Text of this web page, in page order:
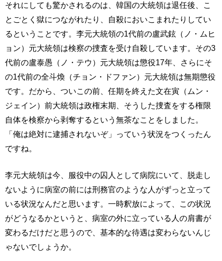
それにしても驚かされるのは、韓国の大統領は退任後、こ
とごとく獄につながれたり、自殺においこまれたりしてい
るということです。李元大統領の1代前の盧武鉉（ノ・ムヒ
ョン）元大統領は検察の捜査を受け自殺しています。その3
代前の盧泰愚（ノ・テウ）元大統領は懲役17年、さらにそ
の1代前の全斗煥（チョン・ドファン）元大統領は無期懲役
です。だから、ついこの前、任期を終えた文在寅（ムン・
ジェイン）前大統領は政権末期、そうした捜査をする権限
自体を検察から剥奪するという無茶なことをしました。
「俺は絶対に逮捕されないぞ」っていう状況をつくったん
ですね。
李元大統領は今、服役中の囚人として病院にいて、脱走し
ないように病室の前には刑務官のような人がずっと立って
いる状況なんだと思います。一時釈放によって、この状況
がどうなるかというと、病室の外に立っている人の肩書が
変わるだけだと思うので、基本的な待遇は変わらないんじ
ゃないでしょうか。